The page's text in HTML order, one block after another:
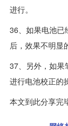
进行。
36、如果电池已
后，效果不明显
37、另外，如果
进行电池校正的
本文到此分享完